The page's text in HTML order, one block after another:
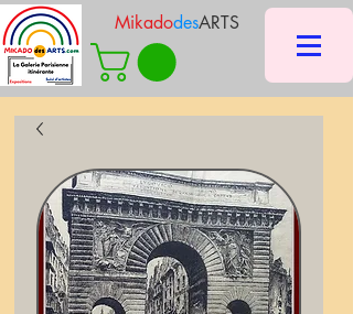
MikadodesARTS